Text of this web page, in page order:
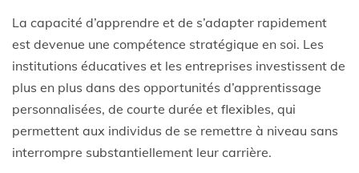
La capacité d’apprendre et de s’adapter rapidement
est devenue une compétence stratégique en soi. Les
institutions éducatives et les entreprises investissent de
plus en plus dans des opportunités d’apprentissage
personnalisées, de courte durée et flexibles, qui
permettent aux individus de se remettre à niveau sans
interrompre substantiellement leur carrière.